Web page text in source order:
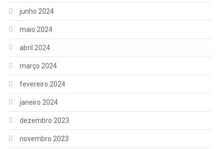
junho 2024
maio 2024
abril 2024
março 2024
fevereiro 2024
janeiro 2024
dezembro 2023
novembro 2023